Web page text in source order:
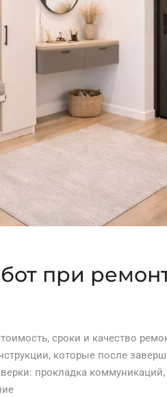
при
сроки и качество
которые после
прокладка